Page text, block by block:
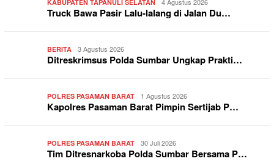
KABUPATEN TAPANULI SELATAN
Truck Bawa Pasir Lalu-lalang di Jalan Du…
BERITA 3 Agustus 2026
Ditreskrimsus Polda Sumbar Ungkap Prakti…
POLRES PASAMAN BARAT 1 Agustus 2026
Kapolres Pasaman Barat Pimpin Sertijab P…
POLRES PASAMAN BARAT 30 Juli 2026
Tim Ditresnarkoba Polda Sumbar Bersama P…